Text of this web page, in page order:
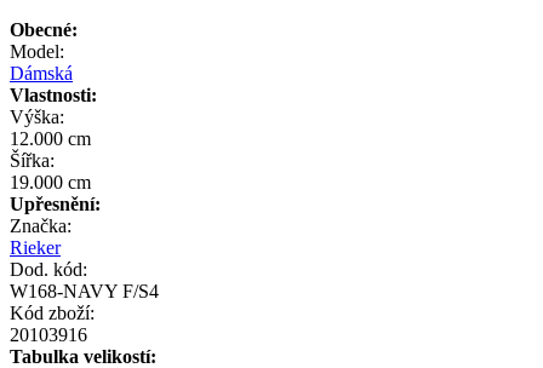
Obecné:
Model:
Dámská
Vlastnosti:
Výška:
12.000 cm
Šířka:
19.000 cm
Upřesnění:
Značka:
Rieker
Dod. kód:
W168-NAVY F/S4
Kód zboží:
20103916
Tabulka velikostí: